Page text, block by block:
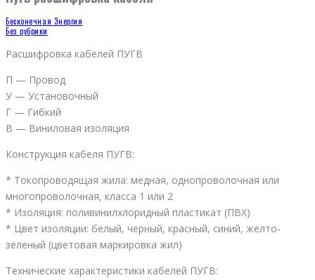
Бесконечная Энергия
Без рубрики
Расшифровка кабелей ПУГВ
П — Провод
У — Установочный
Г — Гибкий
В — Виниловая изоляция
Конструкция кабеля ПУГВ:
* Токопроводящая жила: медная, однопроволочная или
многопроволочная, класса 1 или 2
* Изоляция: поливинилхлоридный пластикат (ПВХ)
* Цвет изоляции: белый, черный, красный, синий, желто-
зеленый (цветовая маркировка жил)
Технические характеристики кабелей ПУГВ: